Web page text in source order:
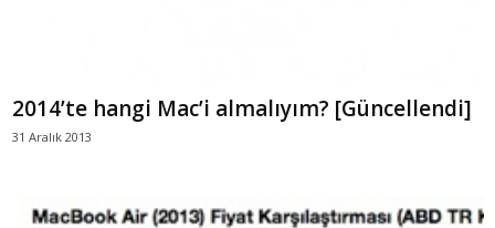
2014’te hangi Mac’i almalıyım? [Güncellendi]
31 Aralık 2013